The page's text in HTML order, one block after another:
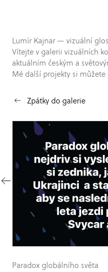
Lumír Kajnar — vizuální
Vítejte v galerii vizuálních
aktuálním českým a
Mé další projekty si
Zpátky do galerie
Paradox globálního světa